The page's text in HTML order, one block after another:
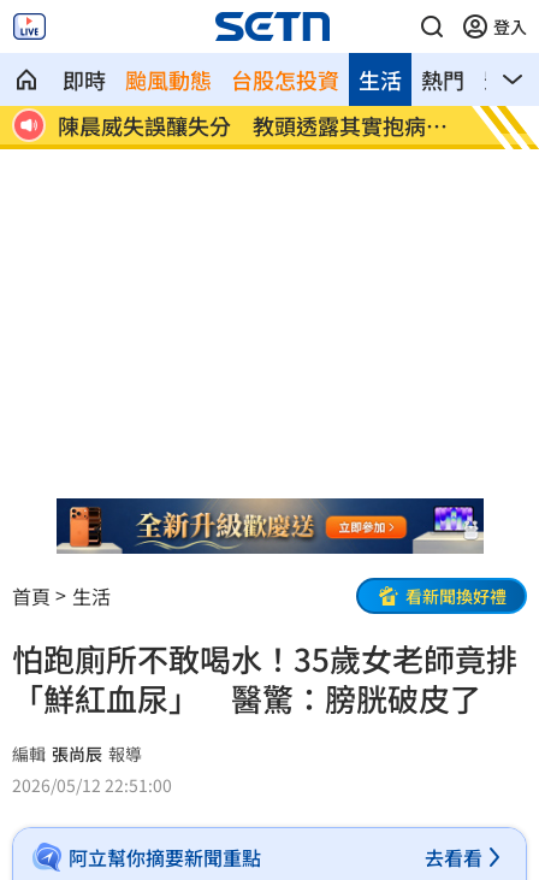
登入
即時 颱風動態 台股怎投資 熱門 影音
生活
電 陳晨威失誤釀失分 教頭透露其實抱病上
場
昆凌
況
首頁 生活 看新聞換好禮
怕跑廁所不敢喝水！35歲女老師竟排
「鮮紅血尿」 醫驚：膀胱破皮了
編輯 張尚辰 報導
2026/05/12 22:51:00
阿立幫你摘要新聞重點 去看看